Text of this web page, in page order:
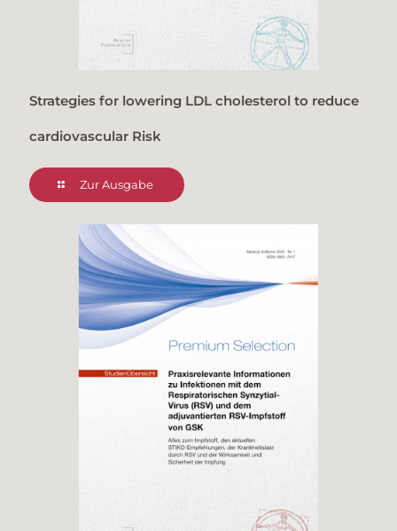
Strategies for lowering LDL cholesterol to reduce
cardiovascular Risk
Zur Ausgabe